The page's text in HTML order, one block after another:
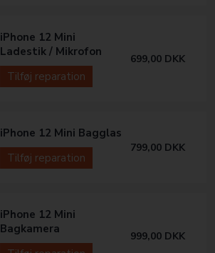
iPhone 12 Mini
Ladestik / Mikrofon
Tilføj reparation
699,00 DKK
iPhone 12 Mini Bagglas
Tilføj reparation
799,00 DKK
iPhone 12 Mini
Bagkamera
999,00 DKK